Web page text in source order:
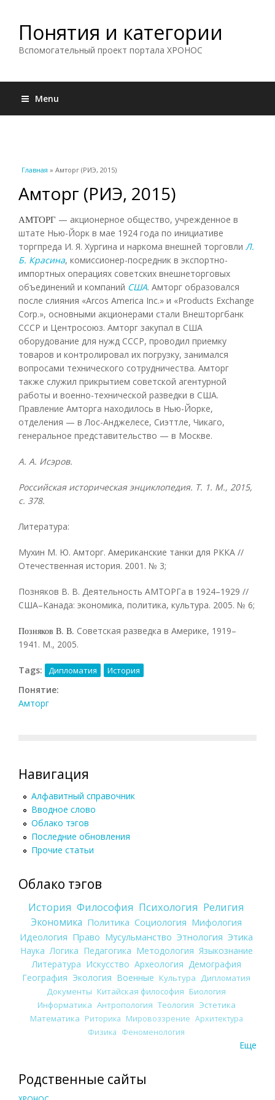
Понятия и категории
Вспомогательный проект портала ХРОНОС
Menu
Вы здесь
Главная » Амторг (РИЭ, 2015)
Амторг (РИЭ, 2015)
АМТОРГ — акционерное общество, учрежденное в
штате Нью-Йорк в мае 1924 года по инициативе
торгпреда И. Я. Хургина и наркома внешней торговли Л.
Б. Красина, комиссионер-посредник в экспортно-
импортных операциях советских внешнеторговых
объединений и компаний США. Амторг образовался
после слияния «Arcos America Inc.» и «Products Exchange
Corp.», основными акционерами стали Внешторгбанк
СССР и Центросоюз. Амторг закупал в США
оборудование для нужд СССР, проводил приемку
товаров и контролировал их погрузку, занимался
вопросами технического сотрудничества. Амторг
также служил прикрытием советской агентурной
работы и военно-технической разведки в США.
Правление Амторга находилось в Нью-Йорке,
отделения — в Лос-Анджелесе, Сиэттле, Чикаго,
генеральное представительство — в Москве.
А. А. Исэров.
Российская историческая энциклопедия. Т. 1. М., 2015,
с. 378.
Литература:
Мухин М. Ю. Амторг. Американские танки для РККА //
Отечественная история. 2001. № 3;
Позняков В. В. Деятельность АМТОРГа в 1924–1929 //
США–Канада: экономика, политика, культура. 2005. № 6;
Позняков В. В. Советская разведка в Америке, 1919–
1941. М., 2005.
Tags: Дипломатия История
Понятие:
Амторг
Навигация
Алфавитный справочник
Вводное слово
Облако тэгов
Последние обновления
Прочие статьи
Облако тэгов
История Философия Психология Религия
Экономика Политика Социология Мифология
Идеология Право Мусульманство Этнология Этика
Наука Логика Педагогика Методология Языкознание
Литература Искусство Археология Демография
География Экология Военные Культура
Дипломатия
Документы Китайская философия Биология
Информатика Антропология Теология Эстетика
Математика Риторика Мировоззрение Архитектура
Физика Феноменология
Еще
Родственные сайты